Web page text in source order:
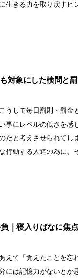
生きる力を取り戻すヒ
対象にした検問と罰
うして毎日罰則・罰金
事にレベルの低さを感
だと考えさせられてし
行動する人達の為に、
｜寝入りばなに焦
えて「覚えたことを忘
には記憶力がないとか